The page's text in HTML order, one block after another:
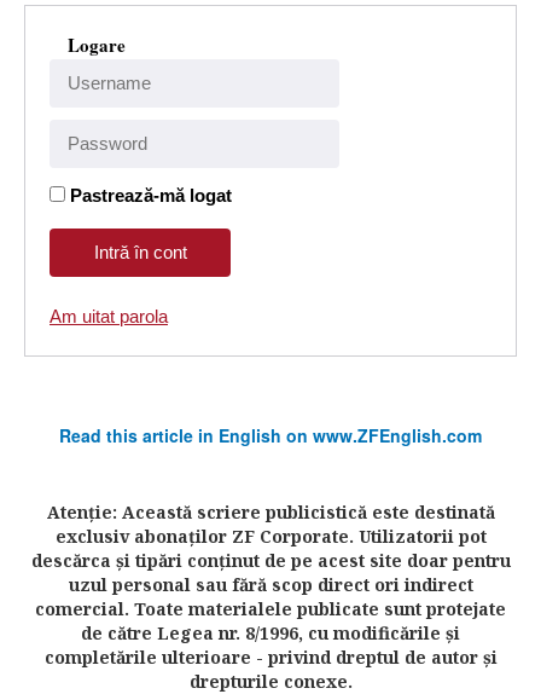
Logare
Pastrează-mă logat
Am uitat parola
Read this article in English on www.ZFEnglish.com
Atenţie: Această scriere publicistică este destinată
exclusiv abonaţilor ZF Corporate. Utilizatorii pot
descărca şi tipări conţinut de pe acest site doar pentru
uzul personal sau fără scop direct ori indirect
comercial. Toate materialele publicate sunt protejate
de către Legea nr. 8/1996, cu modificările şi
completările ulterioare - privind dreptul de autor şi
drepturile conexe.